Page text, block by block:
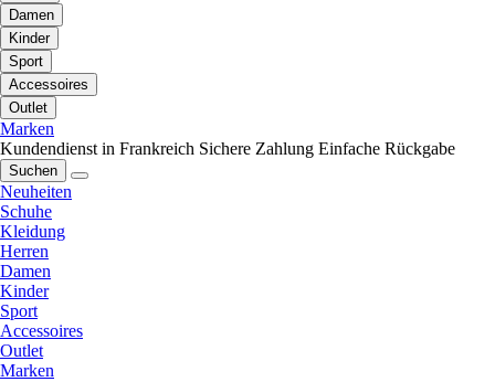
Damen
Kinder
Sport
Accessoires
Outlet
Marken
Kundendienst in Frankreich Sichere Zahlung Einfache Rückgabe
Suchen
Neuheiten
Schuhe
Kleidung
Herren
Damen
Kinder
Sport
Accessoires
Outlet
Marken